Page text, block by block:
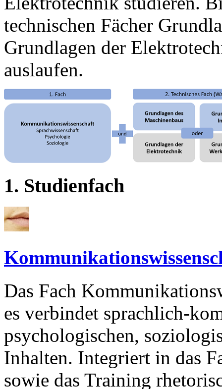
technischen Fächer
Grundlagen der
auslaufen.
1. Studienfach
Das Fach
es verbindet sprachlich-
psychologischen,
Inhalten. Integriert in das
sowie das Training